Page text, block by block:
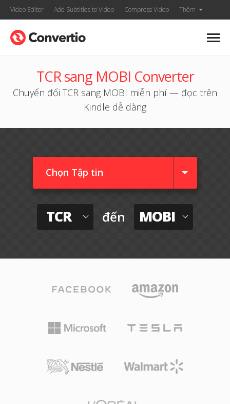
Video Editor Add Subtitles to Video Compress Video Thêm
TCR sang MOBI Converter
Chuyển đổi TCR sang MOBI miễn phí — đọc trên
Kindle dễ dàng
Chọn Tập tin
TCR đến MOBI